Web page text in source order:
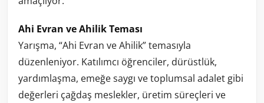
Ahi Evran ve Ahilik Teması
Yarışma, “Ahi Evran ve Ahilik” temasıyla
düzenleniyor. Katılımcı öğrenciler, dürüstlük,
yardımlaşma, emeğe saygı ve toplumsal adalet gibi
değerleri çağdaş meslekler, üretim süreçleri ve